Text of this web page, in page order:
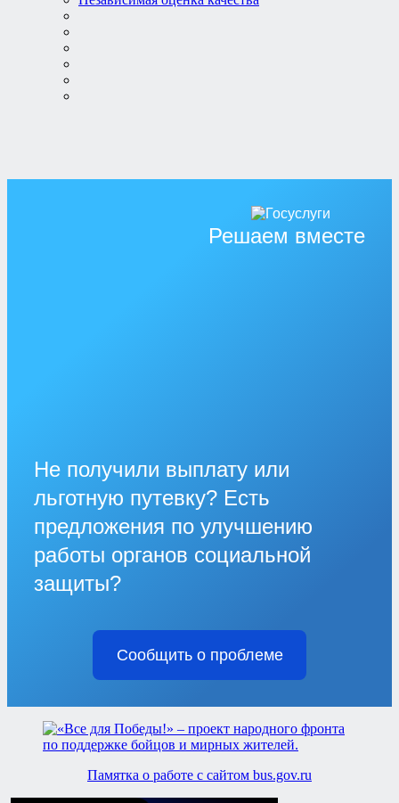
Решаем вместе
Не получили выплату или
льготную путевку? Есть
предложения по улучшению
работы органов социальной
защиты?
Сообщить о проблеме
Памятка о работе с сайтом bus.gov.ru